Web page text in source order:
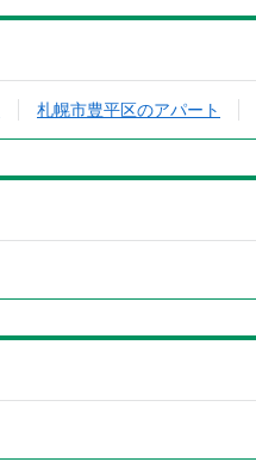
札幌市豊平区のアパート